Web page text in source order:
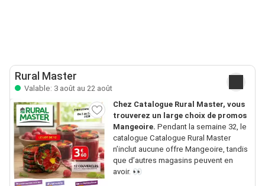
Rural Master
Valable: 3 août au 22 août
Chez Catalogue Rural Master, vous
trouverez un large choix de promos
Mangeoire. Pendant la semaine 32, le
catalogue Catalogue Rural Master
n’inclut aucune offre Mangeoire, tandis
que d’autres magasins peuvent en
avoir. 👀